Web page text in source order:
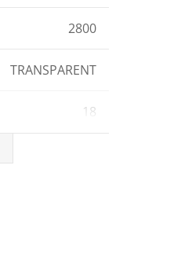
2800
TRANSPARENT
18